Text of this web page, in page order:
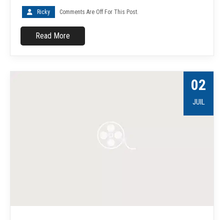
Ricky Comments Are Off For This Post.
Read More
02
JUIL